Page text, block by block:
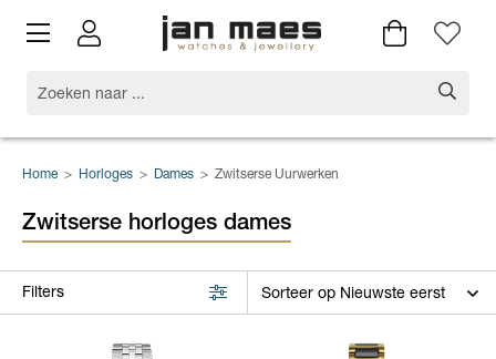
Home > Horloges > Dames > Zwitserse Uurwerken
Zwitserse horloges dames
Filters